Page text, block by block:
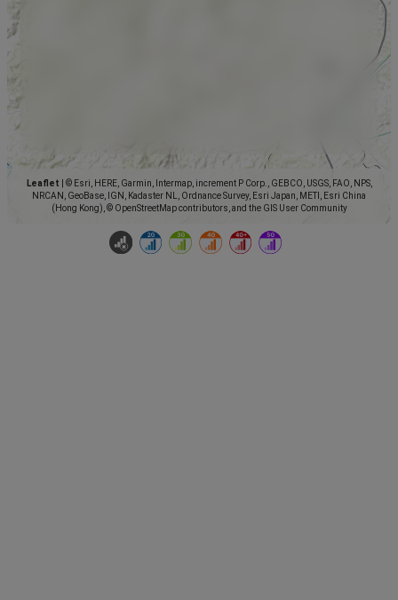
Leaflet
© Esri, HERE, Garmin, Intermap, increment P Corp., GEBCO, USGS, FAO, NPS,
NRCAN, GeoBase, IGN, Kadaster NL, Ordnance Survey, Esri Japan, METI, Esri China
(Hong Kong), © OpenStreetMap contributors, and the GIS User Community